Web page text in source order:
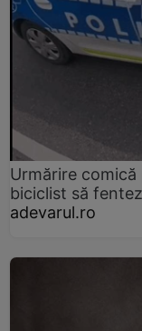
Urmărire comică
biciclist să
adevarul.ro